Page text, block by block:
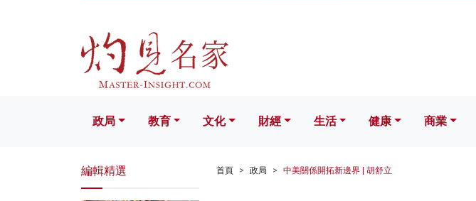
政局 教育 文化 財經 生活 健康 商業
首頁 政局 中美關係開拓新邊界 | 胡舒立
編輯精選